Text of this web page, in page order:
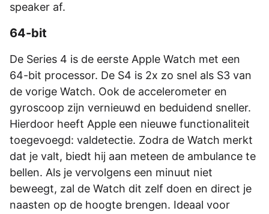
speaker af.
64-bit
De Series 4 is de eerste Apple Watch met een
64-bit processor. De S4 is 2x zo snel als S3 van
de vorige Watch. Ook de accelerometer en
gyroscoop zijn vernieuwd en beduidend sneller.
Hierdoor heeft Apple een nieuwe functionaliteit
toegevoegd: valdetectie. Zodra de Watch merkt
dat je valt, biedt hij aan meteen de ambulance te
bellen. Als je vervolgens een minuut niet
beweegt, zal de Watch dit zelf doen en direct je
naasten op de hoogte brengen. Ideaal voor